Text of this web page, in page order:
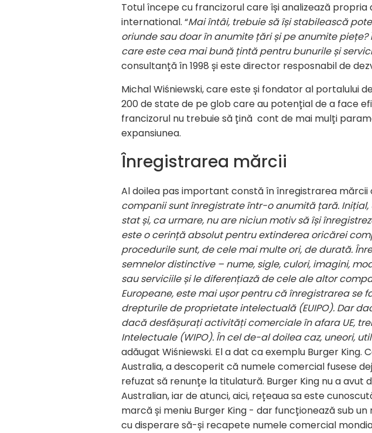
Totul începe cu francizorul care își analizează
international. “Maiîntâi, trebuie să își stabilească
oriunde sau doar în anumite țări și pe anumite
care este cea mai bună țintă pentru bunurile și
consultanță în 1998 și este director resposnabil de
Michal Wiśniewski, care este și fondator al portalului
200 de state de pe glob care au potențial de a face
francizorul nu trebuie să țină cont de mai mulți
expansiunea.
Înregistrarea mărcii
Al doilea pas important constă în înregistrarea mărcii
companii sunt înregistrate într-o anumită țară.
stat și, ca urmare, nu are niciun motiv să își
este o cerință absolut pentru extinderea oricărei
procedurile sunt, de cele mai multe ori, de durată.
semnelor distinctive – nume, sigle, culori, imagini,
sau serviciile și le diferențiază de cele ale altor
Europeane, este mai ușor pentru că înregistrarea se
drepturile de proprietate intelectuală (EUIPO). Dar
dacă desfășurați activități comerciale în afara UE,
Intelectuale (WIPO). În cel de-al doilea caz, uneori,
adăugat Wiśniewski. El a dat ca exemplu Burger
Australia, a descoperit că numele comercial fusese
refuzat să renunțe la titulatură. Burger King nu a
Australian, iar de atunci, aici, rețeaua sa este
marcă și meniu Burger King - dar funcționează sub
cu disperare să-și recapete numele comercial